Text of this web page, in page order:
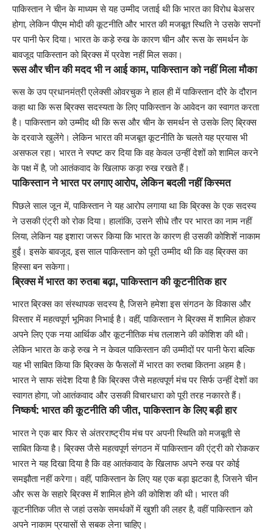
पाकिस्तान ने चीन के माध्यम से यह उम्मीद जताई थी कि भारत का विरोध बेअसर
होगा, लेकिन पीएम मोदी की कूटनीति और भारत की मजबूत स्थिति ने उसके सपनों
पर पानी फेर दिया। भारत के कड़े रुख के कारण चीन और रूस के समर्थन के
बावजूद पाकिस्तान को ब्रिक्स में प्रवेश नहीं मिल सका।
रूस और चीन की मदद भी न आई काम, पाकिस्तान को नहीं मिला मौका
रूस के उप प्रधानमंत्री एलेक्सी ओवरचुक ने हाल ही में पाकिस्तान दौरे के दौरान
कहा था कि रूस ब्रिक्स सदस्यता के लिए पाकिस्तान के आवेदन का स्वागत करता
है। पाकिस्तान को उम्मीद थी कि रूस और चीन के समर्थन से उसके लिए ब्रिक्स
के दरवाजे खुलेंगे। लेकिन भारत की मजबूत कूटनीति के चलते यह प्रयास भी
असफल रहा। भारत ने स्पष्ट कर दिया कि वह केवल उन्हीं देशों को शामिल करने
के पक्ष में है, जो आतंकवाद के खिलाफ कड़ा रुख रखते हैं।
पाकिस्तान ने भारत पर लगाए आरोप, लेकिन बदली नहीं किस्मत
पिछले साल जून में, पाकिस्तान ने यह आरोप लगाया था कि ब्रिक्स के एक सदस्य
ने उसकी एंट्री को रोक दिया। हालांकि, उसने सीधे तौर पर भारत का नाम नहीं
लिया, लेकिन यह इशारा जरूर किया कि भारत के कारण ही उसकी कोशिशें नाकाम
हुईं। इसके बावजूद, इस साल पाकिस्तान को पूरी उम्मीद थी कि वह ब्रिक्स का
हिस्सा बन सकेगा।
ब्रिक्स में भारत का रुतबा बढ़ा, पाकिस्तान की कूटनीतिक हार
भारत ब्रिक्स का संस्थापक सदस्य है, जिसने हमेशा इस संगठन के विकास और
विस्तार में महत्वपूर्ण भूमिका निभाई है। वहीं, पाकिस्तान ने ब्रिक्स में शामिल होकर
अपने लिए एक नया आर्थिक और कूटनीतिक मंच तलाशने की कोशिश की थी।
लेकिन भारत के कड़े रुख ने न केवल पाकिस्तान की उम्मीदों पर पानी फेरा बल्कि
यह भी साबित किया कि ब्रिक्स के फैसलों में भारत का रुतबा कितना अहम है।
भारत ने साफ संदेश दिया है कि ब्रिक्स जैसे महत्वपूर्ण मंच पर सिर्फ उन्हीं देशों का
स्वागत होगा, जो आतंकवाद और उसकी विचारधारा को पूरी तरह नकारते हैं।
निष्कर्ष: भारत की कूटनीति की जीत, पाकिस्तान के लिए बड़ी हार
भारत ने एक बार फिर से अंतरराष्ट्रीय मंच पर अपनी स्थिति को मजबूती से
साबित किया है। ब्रिक्स जैसे महत्वपूर्ण संगठन में पाकिस्तान की एंट्री को रोककर
भारत ने यह दिखा दिया है कि वह आतंकवाद के खिलाफ अपने रुख पर कोई
समझौता नहीं करेगा। वहीं, पाकिस्तान के लिए यह एक बड़ा झटका है, जिसने चीन
और रूस के सहारे ब्रिक्स में शामिल होने की कोशिश की थी। भारत की
कूटनीतिक जीत से जहां उसके समर्थकों में खुशी की लहर है, वहीं पाकिस्तान को
अपने नाकाम प्रयासों से सबक लेना चाहिए।